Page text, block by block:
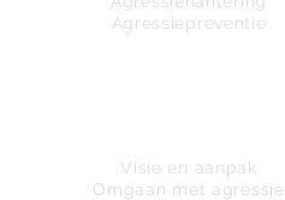
Agressiepreventie
Visie en aanpak
Omgaan met agressie